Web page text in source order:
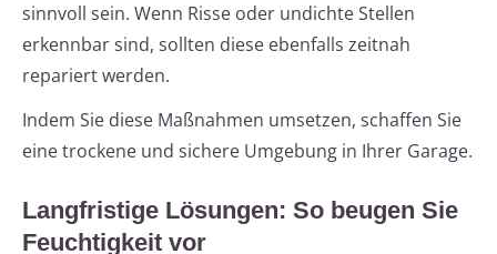
sinnvoll sein. Wenn Risse oder undichte Stellen
erkennbar sind, sollten diese ebenfalls zeitnah
repariert werden.
Indem Sie diese Maßnahmen umsetzen, schaffen Sie
eine trockene und sichere Umgebung in Ihrer Garage.
Langfristige Lösungen: So beugen Sie
Feuchtigkeit vor